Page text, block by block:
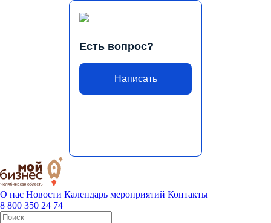
Есть вопрос?
Написать
О нас Новости Календарь мероприятий Контакты
8 800 350 24 74